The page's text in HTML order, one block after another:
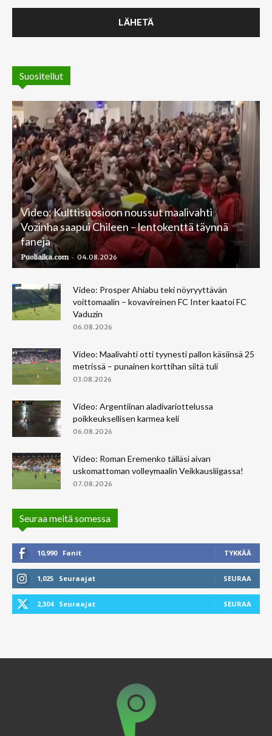
Suositellut
Video: Kulttisuosioon noussut maalivahti
Vozinha saapui Chileen – lentokenttä täynnä
faneja
Puoliaika.com - 04.08.2026
Video: Prosper Ahiabu teki nöyryyttävän
voittomaalin – kovavireinen FC Inter kaatoi FC
Vaduzin
06.08.2026
Video: Maalivahti otti tyynesti pallon käsiinsä 25
metrissä – punainen korttihan siitä tuli
03.08.2026
Video: Argentiinan aladivariottelussa
poikkeuksellisen karmea keli
06.08.2026
Video: Roman Eremenko tälläsi aivan
uskomattoman volleymaalin Veikkausliigassa!
07.08.2026
Seuraa meitä somessa
10,990 Fanit TYKKÄÄ
1,025 Seuraajat SEURAA
2,304 Seuraajat SEURAA